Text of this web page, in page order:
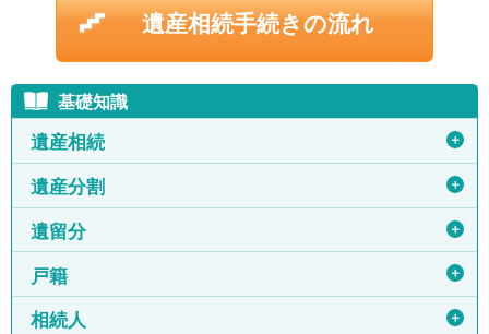
遺産相続手続きの流れ
基礎知識
遺産相続 ＋
遺産分割 ＋
遺留分 ＋
戸籍 ＋
相続人 ＋